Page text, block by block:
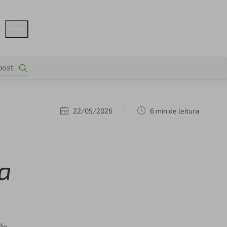
22/05/2026 6 min de leitura